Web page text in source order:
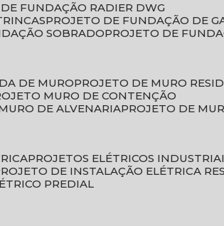
DE FUNDAÇÃO RADIER DWG
PROJETO DE FUNDAÇÃO DE
SOBRADO
PROJETO DE
DE MURO
PROJETO DE MURO
MURO DE CONTENÇÃO
DE ALVENARIA
PROJETO DE
PROJETOS ELÉTRICOS
PROJETO DE INSTALAÇÃO ELÉTRICA
PREDIAL